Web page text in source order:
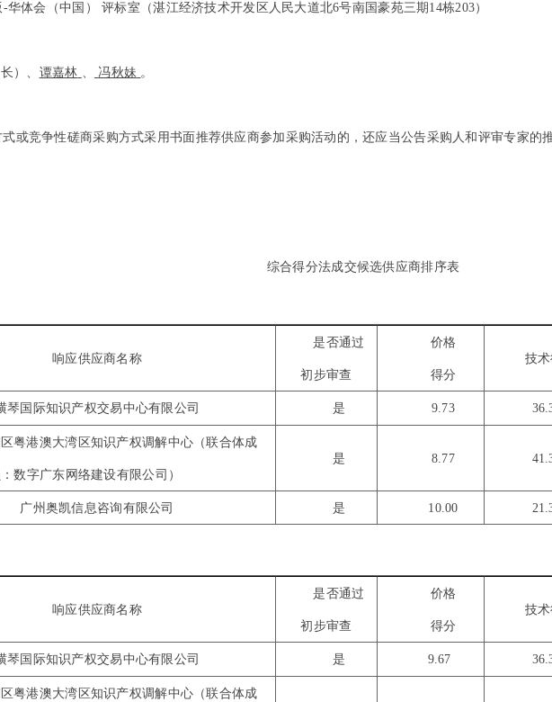
华体会（中国） 评标室（湛江经济技术开发区人民大道北6号南国豪苑三期14栋203）
）、 谭嘉林 、 冯秋妹 。
或竞争性磋商采购方式采用书面推荐供应商参加采购活动的，还应当公告采购人和评审专家的推
综合得分法成交候选供应商排序表
响应供应商名称
是否通过
初步审查
价格
得分
技
琴国际知识产权交易中心有限公司 是 9.73
粤港澳大湾区知识产权调解中心（联合体成
：数字广东网络建设有限公司）
是 8.77
广州奥凯信息咨询有限公司 是 10.00
响应供应商名称
是否通过
初步审查
价格
得分
技
琴国际知识产权交易中心有限公司 是 9.67
粤港澳大湾区知识产权调解中心（联合体成